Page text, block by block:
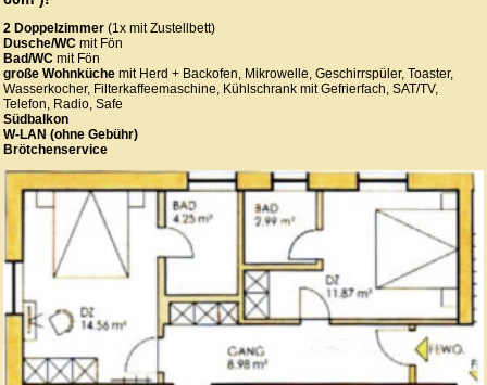
2 Doppelzimmer (1x mit Zustellbett)
Dusche/WC mit Fön
Bad/WC mit Fön
große Wohnküche mit Herd + Backofen, Mikrowelle, Geschirrspüler, Toaster,
Wasserkocher, Filterkaffeemaschine, Kühlschrank mit Gefrierfach, SAT/TV,
Telefon, Radio, Safe
Südbalkon
W-LAN (ohne Gebühr)
Brötchenservice